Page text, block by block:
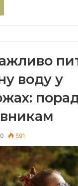
воду у
0 591